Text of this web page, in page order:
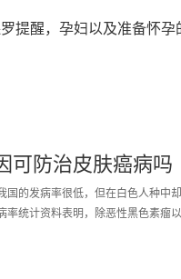
醒，孕妇以及准备怀孕
可防治皮肤癌病吗
国的发病率很低，但在白色人种中
率统计资料表明，除恶性黑色素瘤